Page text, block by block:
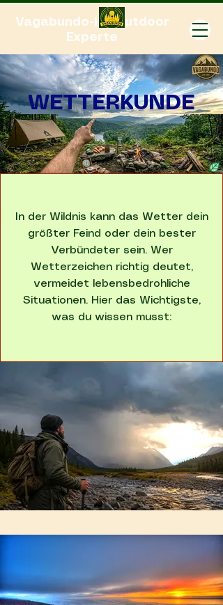
Vagabundo-Ihr Outdoor
Experte
WETTERKUNDE
In der Wildnis kann das Wetter dein
größter Feind oder dein bester
Verbündeter sein. Wer
Wetterzeichen richtig deutet,
vermeidet lebensbedrohliche
Situationen. Hier das Wichtigste,
was du wissen musst: